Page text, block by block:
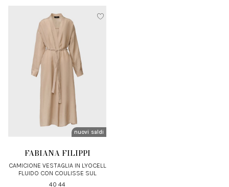
nuovi arrivi
saldi
FABIANA FILIPPI
CAMICIONE VESTAGLIA IN LYOCELL
FLUIDO CON COULISSE SUL
40 44